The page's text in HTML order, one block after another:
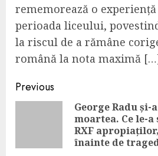
rememorează o
perioada liceului,
la riscul de a rămâne
română la nota maximă
Continue
Reading
Previous
George Radu
moartea. Ce le-
RXF
înainte de